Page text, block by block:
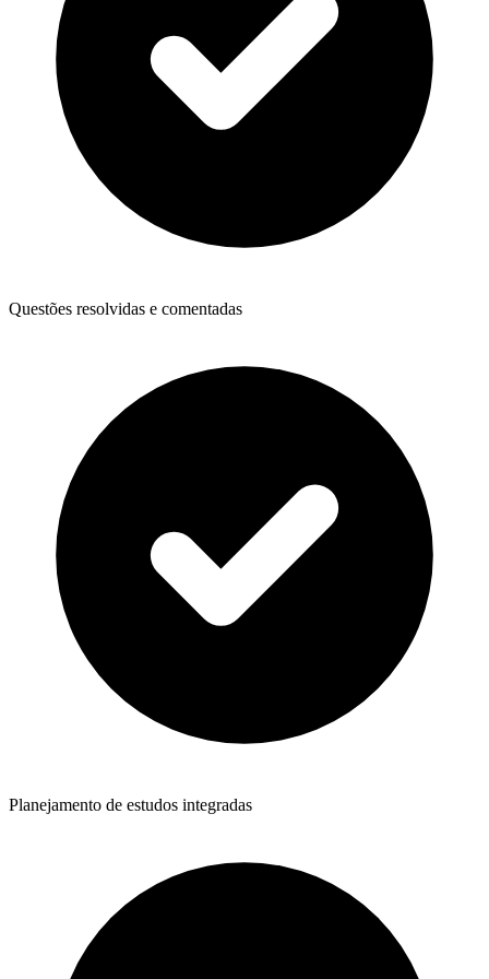
Questões resolvidas e comentadas
Planejamento de estudos integradas